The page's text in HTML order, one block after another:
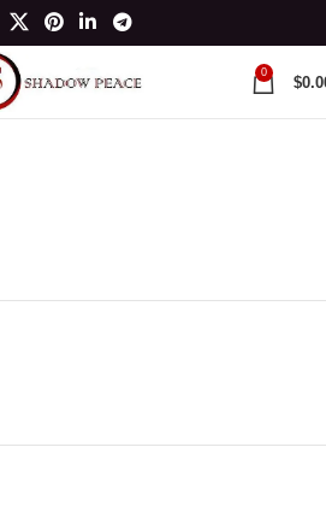
0
$